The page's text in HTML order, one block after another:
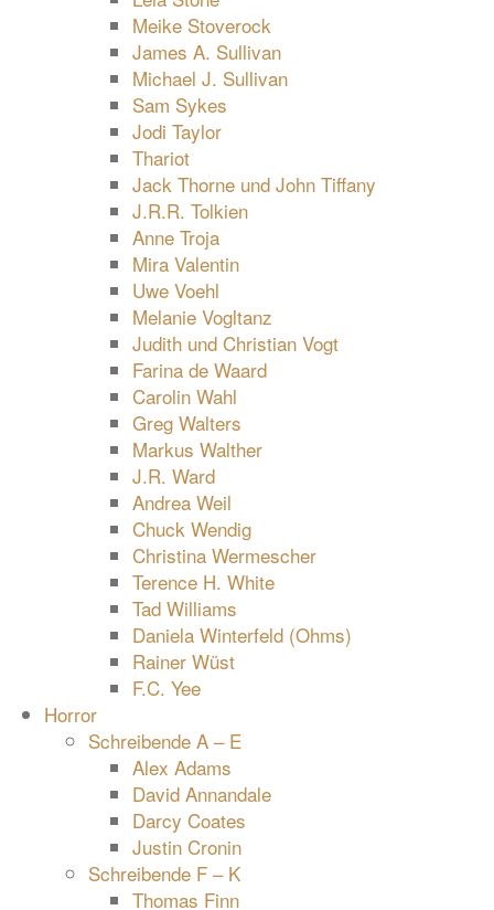
Meike Stoverock
James A. Sullivan
Michael J. Sullivan
Sam Sykes
Jodi Taylor
Thariot
Jack Thorne und John Tiffany
J.R.R. Tolkien
Anne Troja
Mira Valentin
Uwe Voehl
Melanie Vogltanz
Judith und Christian Vogt
Farina de Waard
Carolin Wahl
Greg Walters
Markus Walther
J.R. Ward
Andrea Weil
Chuck Wendig
Christina Wermescher
Terence H. White
Tad Williams
Daniela Winterfeld (Ohms)
Rainer Wüst
F.C. Yee
Horror
Schreibende A – E
Alex Adams
David Annandale
Darcy Coates
Justin Cronin
Schreibende F – K
Thomas Finn